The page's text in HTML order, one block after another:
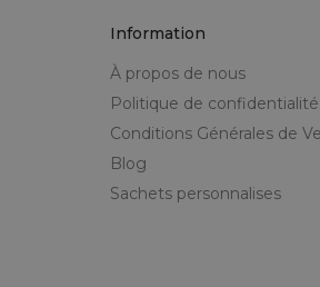
Information
À propos de nous
Politique de confidentialité
Conditions Générales de
Blog
Sachets personnalises